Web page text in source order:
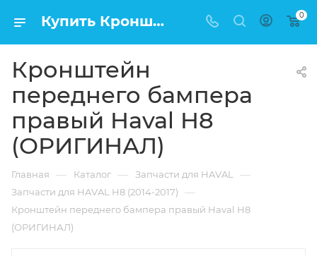
Купить Кронштейн переднего бампера правый Haval H8 (ОРИГИНАЛ) в Москве по низкой цене 0
Кронштейн
переднего бампера
правый Haval H8
(ОРИГИНАЛ)
Главная — Каталог — Запчасти для HAVAL —
Запчасти для HAVAL H8 (2014-2017) —
Кронштейн переднего бампера правый Haval H8
(ОРИГИНАЛ)